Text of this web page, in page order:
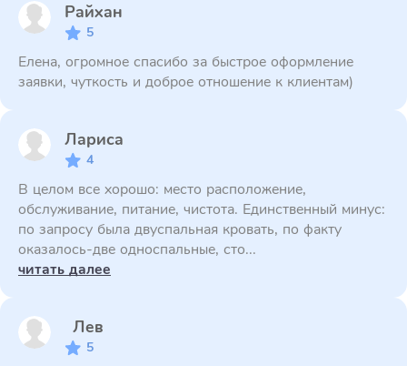
Райхан
5
Елена, огромное спасибо за быстрое оформление
заявки, чуткость и доброе отношение к клиентам)
Лариса
4
В целом все хорошо: место расположение,
обслуживание, питание, чистота. Единственный минус:
по запросу была двуспальная кровать, по факту
оказалось-две односпальные, сто...
читать далее
Лев
5